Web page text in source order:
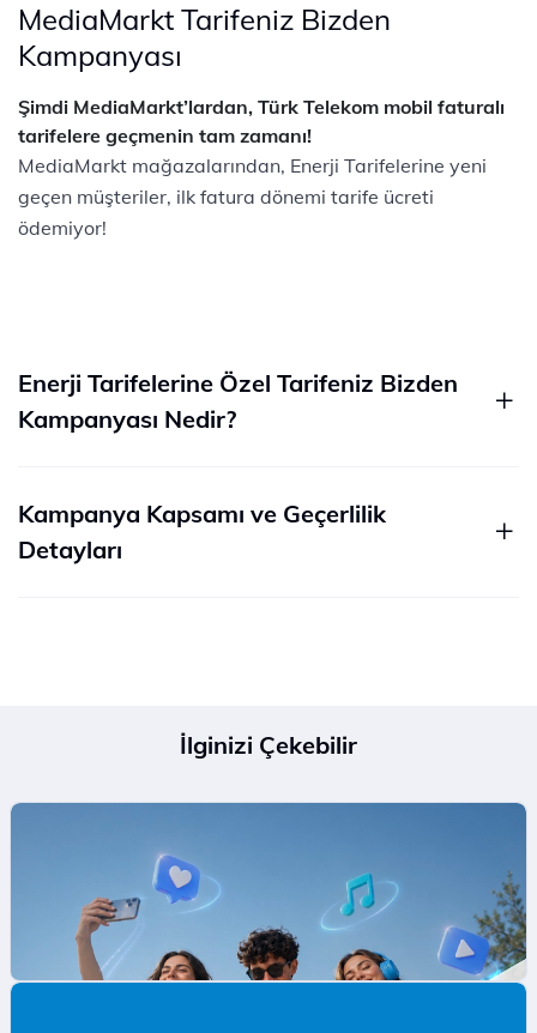
MediaMarkt Tarifeniz Bizden
Kampanyası
Şimdi MediaMarkt’lardan, Türk Telekom mobil faturalı
tarifelere geçmenin tam zamanı!
MediaMarkt mağazalarından, Enerji Tarifelerine yeni
geçen müşteriler, ilk fatura dönemi tarife ücreti
ödemiyor!
Enerji Tarifelerine Özel Tarifeniz Bizden
Kampanyası Nedir?
Kampanya Kapsamı ve Geçerlilik
Detayları
İlginizi Çekebilir